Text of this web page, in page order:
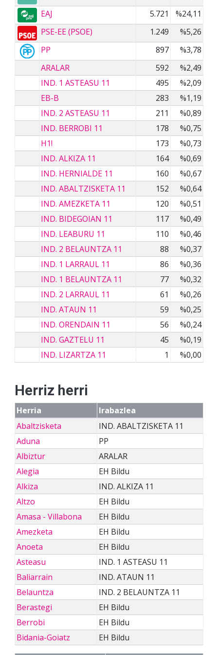
EAJ
5.721
%24,11
PSE-EE (PSOE)
1.249
%5,26
PP
897
%3,78
ARALAR
592
%2,49
IND. 1 ASTEASU 11
495
%2,09
EB-B
283
%1,19
IND. 2 ASTEASU 11
211
%0,89
IND. BERROBI 11
178
%0,75
H1!
173
%0,73
IND. ALKIZA 11
164
%0,69
IND. HERNIALDE 11
160
%0,67
IND. ABALTZISKETA 11
152
%0,64
IND. AMEZKETA 11
120
%0,51
IND. BIDEGOIAN 11
117
%0,49
IND. LEABURU 11
110
%0,46
IND. 2 BELAUNTZA 11
88
%0,37
IND. 1 LARRAUL 11
86
%0,36
IND. 1 BELAUNTZA 11
77
%0,32
IND. 2 LARRAUL 11
61
%0,26
IND. ATAUN 11
59
%0,25
IND. ORENDAIN 11
56
%0,24
IND. GAZTELU 11
45
%0,19
IND. LIZARTZA 11
1 %0,00
Herriz herri
Herria
Irabazlea
Abaltzisketa
IND. ABALTZISKETA 11
Aduna
PP
Albiztur
ARALAR
Alegia
EH Bildu
Alkiza
IND. ALKIZA 11
Altzo
EH Bildu
Amasa - Villabona
EH Bildu
Amezketa
EH Bildu
Anoeta
EH Bildu
Asteasu
IND. 1 ASTEASU 11
Baliarrain
IND. ATAUN 11
Belauntza
IND. 2 BELAUNTZA 11
Berastegi
EH Bildu
Berrobi
EH Bildu
Bidania-Goiatz
EH Bildu